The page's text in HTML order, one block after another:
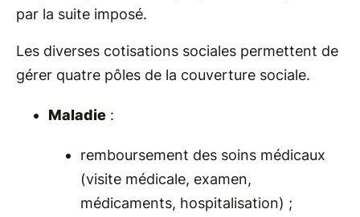
par la suite imposé.
Les diverses cotisations sociales permettent de
gérer quatre pôles de la couverture sociale.
Maladie :
remboursement des soins médicaux
(visite médicale, examen,
médicaments, hospitalisation) ;